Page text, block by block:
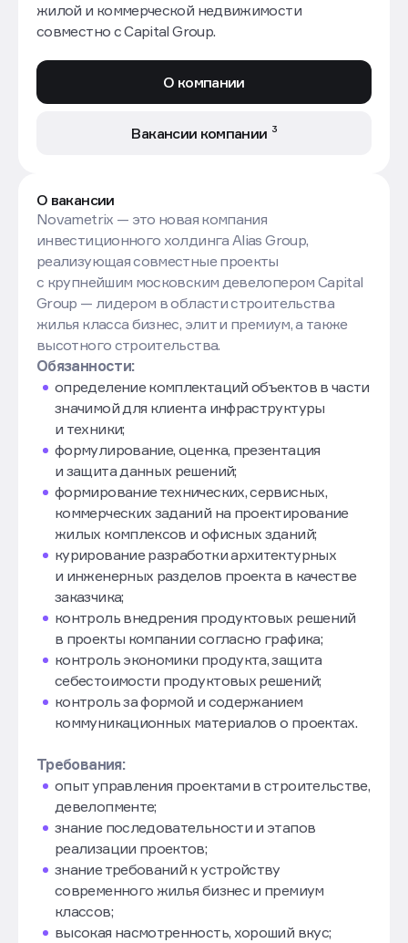
жилой и коммерческой недвижимости
совместно с Capital Group.
О компании
Вакансии компании 3
О вакансии
Novametrix — это новая компания
инвестиционного холдинга Alias Group,
реализующая совместные проекты
с крупнейшим московским девелопером Capital
Group — лидером в области строительства
жилья класса бизнес, элит и премиум, а также
высотного строительства.
Обязанности:
определение комплектаций объектов в части
значимой для клиента инфраструктуры
и техники;
формулирование, оценка, презентация
и защита данных решений;
формирование технических, сервисных,
коммерческих заданий на проектирование
жилых комплексов и офисных зданий;
курирование разработки архитектурных
и инженерных разделов проекта в качестве
заказчика;
контроль внедрения продуктовых решений
в проекты компании согласно графика;
контроль экономики продукта, защита
себестоимости продуктовых решений;
контроль за формой и содержанием
коммуникационных материалов о проектах.
Требования:
опыт управления проектами в строительстве,
девелопменте;
знание последовательности и этапов
реализации проектов;
знание требований к устройству
современного жилья бизнес и премиум
классов;
высокая насмотренность, хороший вкус;